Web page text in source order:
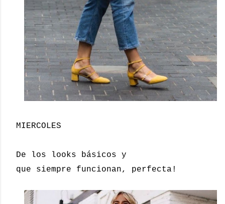
MIERCOLES
De los looks básicos y
que siempre funcionan, perfecta!